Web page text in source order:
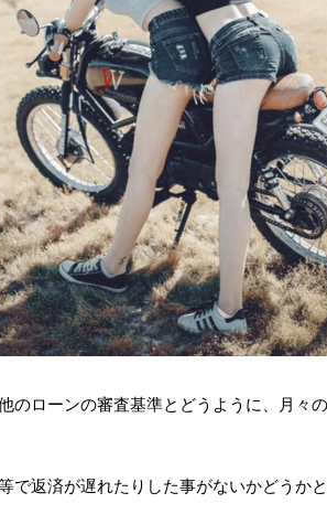
のローンの審査基準とどうように、月々
で返済が遅れたりした事がないかどうか